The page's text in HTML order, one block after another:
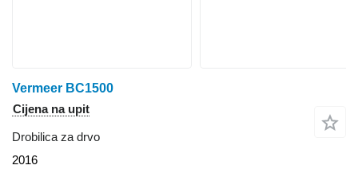
Vermeer BC1500
Cijena na upit
Drobilica za drvo
2016